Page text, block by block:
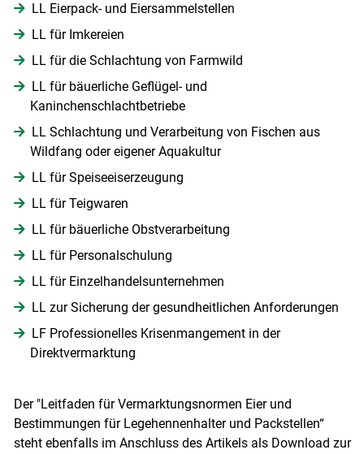
LL Eierpack- und Eiersammelstellen
LL für Imkereien
LL für die Schlachtung von Farmwild
LL für bäuerliche Geflügel- und
Kaninchenschlachtbetriebe
LL Schlachtung und Verarbeitung von Fischen aus
Wildfang oder eigener Aquakultur
LL für Speiseeiserzeugung
LL für Teigwaren
LL für bäuerliche Obstverarbeitung
LL für Personalschulung
LL für Einzelhandelsunternehmen
LL zur Sicherung der gesundheitlichen Anforderungen
LF Professionelles Krisenmangement in der
Direktvermarktung
Der "Leitfaden für Vermarktungsnormen Eier und
Bestimmungen für Legehennenhalter und Packstellen“
steht ebenfalls im Anschluss des Artikels als Download zur